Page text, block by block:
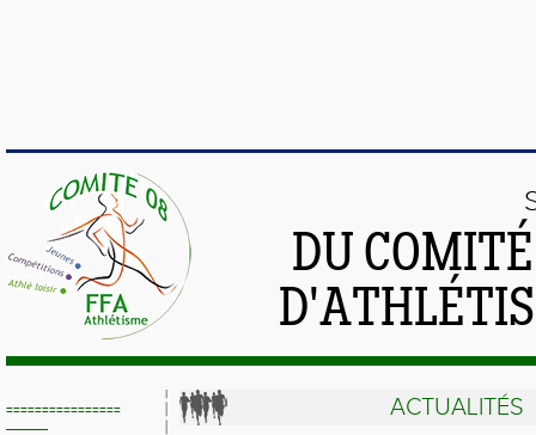
DU
================ ACTUALITÉS